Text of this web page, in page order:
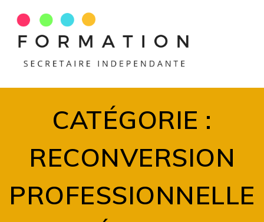
CATÉGORIE :
RECONVERSION
PROFESSIONNELLE